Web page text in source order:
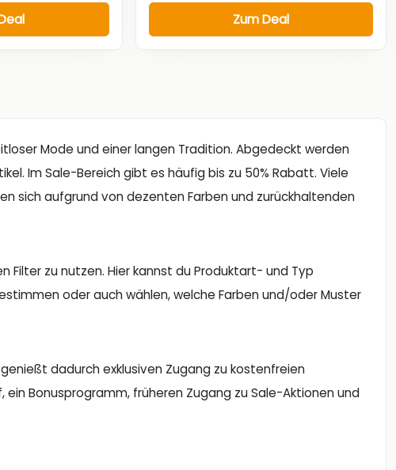
Zum Deal
Mode und einer langen Tradition. Abgedeckt werden
Im Sale-Bereich gibt es häufig bis zu 50% Rabatt. Viele
sich aufgrund von dezenten Farben und zurückhaltenden
Filter zu nutzen. Hier kannst du Produktart- und Typ
oder auch wählen, welche Farben und/oder Muster
dadurch exklusiven Zugang zu kostenfreien
ein Bonusprogramm, früheren Zugang zu Sale-Aktionen und